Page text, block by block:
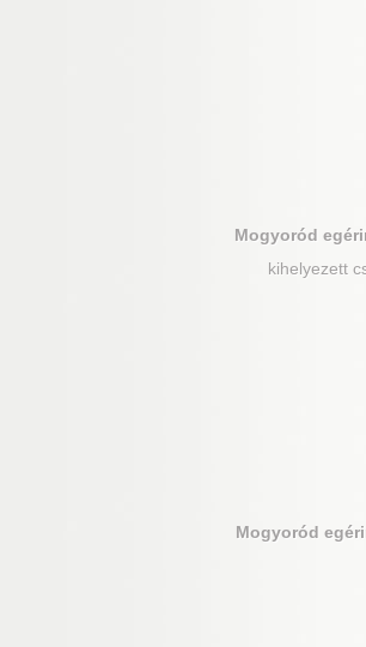
Mogyoród
kihelyezett
Mogyoród